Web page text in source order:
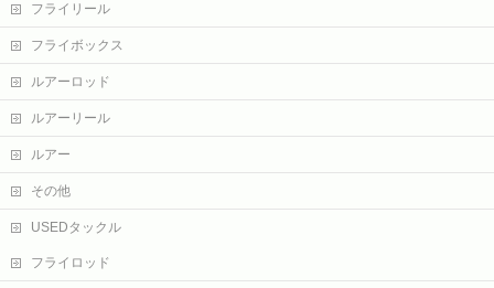
フライリール
フライボックス
ルアーロッド
ルアーリール
ルアー
その他
USEDタックル
フライロッド